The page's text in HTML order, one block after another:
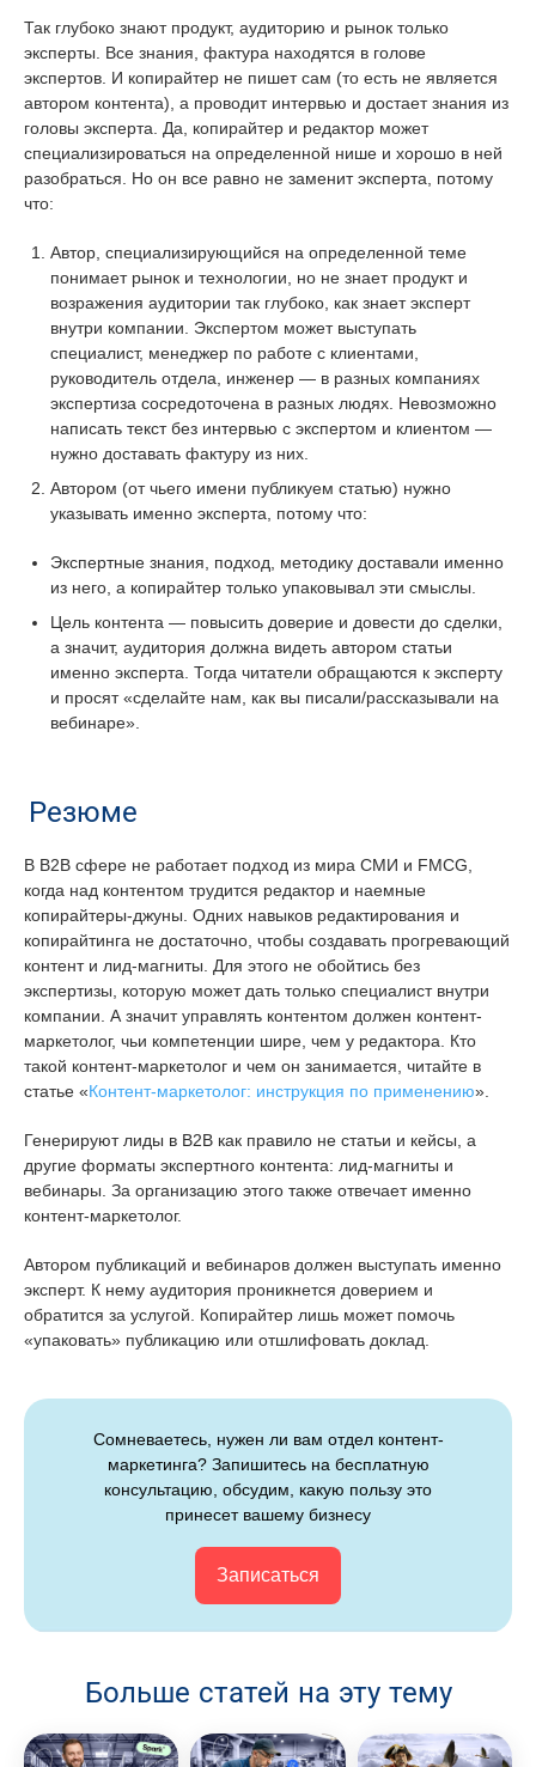
Так глубоко знают продукт, аудиторию и рынок только
эксперты. Все знания, фактура находятся в голове
экспертов. И копирайтер не пишет сам (то есть не является
автором контента), а проводит интервью и достает знания из
головы эксперта. Да, копирайтер и редактор может
специализироваться на определенной нише и хорошо в ней
разобраться. Но он все равно не заменит эксперта, потому
что:
Автор, специализирующийся на определенной теме
понимает рынок и технологии, но не знает продукт и
возражения аудитории так глубоко, как знает эксперт
внутри компании. Экспертом может выступать
специалист, менеджер по работе с клиентами,
руководитель отдела, инженер — в разных компаниях
экспертиза сосредоточена в разных людях. Невозможно
написать текст без интервью с экспертом и клиентом —
нужно доставать фактуру из них.
Автором (от чьего имени публикуем статью) нужно
указывать именно эксперта, потому что:
Экспертные знания, подход, методику доставали именно
из него, а копирайтер только упаковывал эти смыслы.
Цель контента — повысить доверие и довести до сделки,
а значит, аудитория должна видеть автором статьи
именно эксперта. Тогда читатели обращаются к эксперту
и просят «сделайте нам, как вы писали/рассказывали на
вебинаре».
Резюме
В B2B сфере не работает подход из мира СМИ и FMCG,
когда над контентом трудится редактор и наемные
копирайтеры-джуны. Одних навыков редактирования и
копирайтинга не достаточно, чтобы создавать прогревающий
контент и лид-магниты. Для этого не обойтись без
экспертизы, которую может дать только специалист внутри
компании. А значит управлять контентом должен контент-
маркетолог, чьи компетенции шире, чем у редактора. Кто
такой контент-маркетолог и чем он занимается, читайте в
статье «Контент-маркетолог: инструкция по применению».
Генерируют лиды в B2B как правило не статьи и кейсы, а
другие форматы экспертного контента: лид-магниты и
вебинары. За организацию этого также отвечает именно
контент-маркетолог.
Автором публикаций и вебинаров должен выступать именно
эксперт. К нему аудитория проникнется доверием и
обратится за услугой. Копирайтер лишь может помочь
«упаковать» публикацию или отшлифовать доклад.
Сомневаетесь, нужен ли вам отдел контент-
маркетинга? Запишитесь на бесплатную
консультацию, обсудим, какую пользу это
принесет вашему бизнесу
Записаться
Больше статей на эту тему